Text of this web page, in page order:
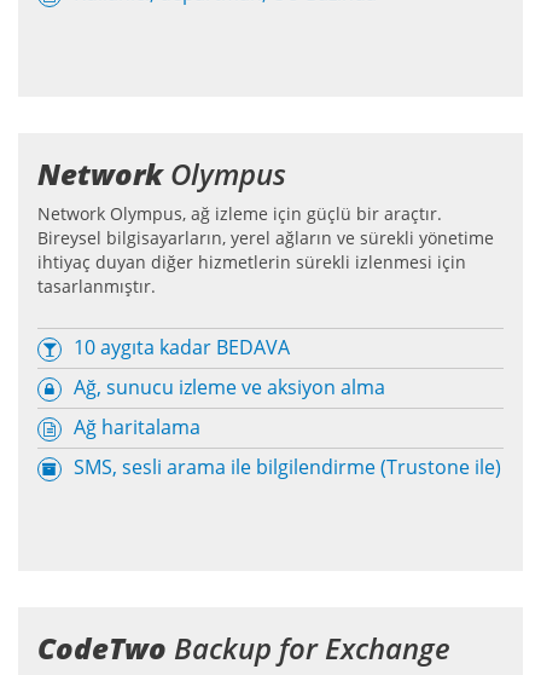
NetworkOlympus
Network Olympus, ağ izleme için güçlü bir araçtır.
Bireysel bilgisayarların, yerel ağların ve sürekli yönetime
ihtiyaç duyan diğer hizmetlerin sürekli izlenmesi için
tasarlanmıştır.
10 aygıta kadar BEDAVA
Ağ, sunucu izleme ve aksiyon alma
Ağ haritalama
SMS, sesli arama ile bilgilendirme (Trustone ile)
CodeTwo Backup for Exchange